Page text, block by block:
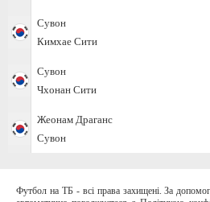
Сувон
Кимхае Сити
Сувон
Чхонан Сити
Жеонам Драганс
Сувон
Футбол на ТБ - всі права захищені. За